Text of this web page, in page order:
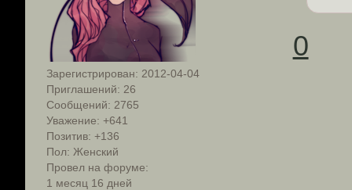
Зарегистрирован: 2012-04-04
Приглашений: 26
Сообщений: 2765
Уважение: +641
Позитив: +136
Пол: Женский
Провел на форуме:
1 месяц 16 дней
0